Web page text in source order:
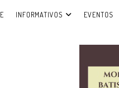
INFORMATIVOS EVENTOS